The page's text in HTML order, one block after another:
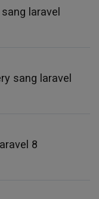
laravel
sang laravel
8